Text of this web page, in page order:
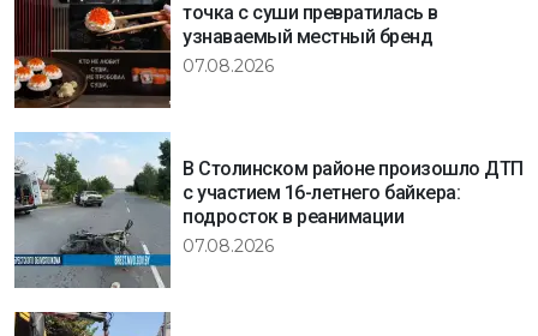
точка с суши превратилась в
узнаваемый местный бренд
07.08.2026
В Столинском районе произошло ДТП
с участием 16-летнего байкера:
подросток в реанимации
07.08.2026